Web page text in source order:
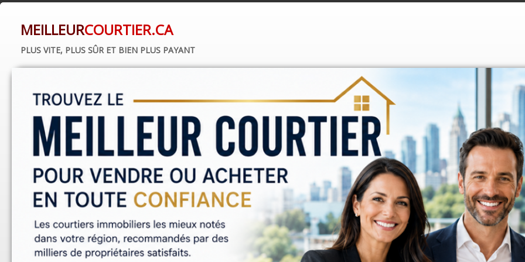
MEILLEURCOURTIER.CA
PLUS VITE, PLUS SÛR ET BIEN PLUS PAYANT